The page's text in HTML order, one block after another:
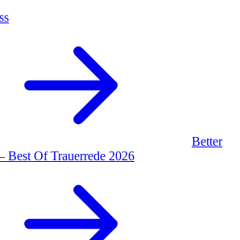
Better
Best Of Trauerrede 2026